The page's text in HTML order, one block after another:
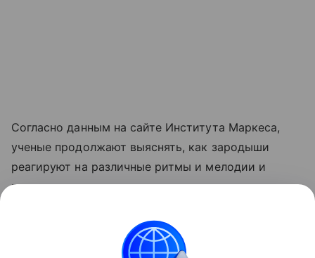
Согласно данным на сайте Института Маркеса,
ученые продолжают выяснять, как зародыши
реагируют на различные ритмы и мелодии и
почему.
Песни из мультиков, которые мы